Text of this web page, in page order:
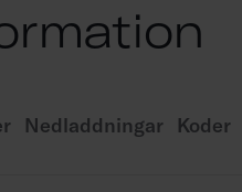
Nedladdningar Koder